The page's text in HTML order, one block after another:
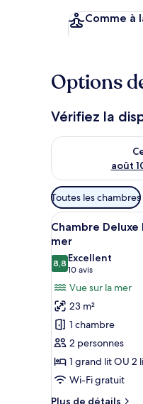
Comme à
Options
Vérifiez la
août
Vérifier la
Filtres
disponibles
pour
les
chambres
Toutes les chambres
Afficher
toutes
les
photos
pour
ce
type
de
chambre :
Chambre
Deluxe
Double
10
Chambre
mer
8,88,8 sur 10
Excellent
10 avis
(10 avis)
Vue sur la mer
23 m²
1 chambre
2 personnes
1 grand lit OU 2
Wi-Fi gratuit
Plus de détails
Plus